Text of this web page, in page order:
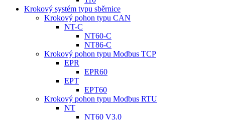
Krokový systém typu sběrnice
Krokový pohon typu CAN
NT-C
NT60-C
NT86-C
Krokový pohon typu Modbus TCP
EPR
EPR60
EPT
EPT60
Krokový pohon typu Modbus RTU
NT
NT60 V3.0